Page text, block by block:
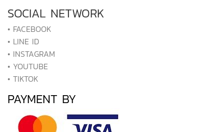
SOCIAL NETWORK
• FACEBOOK
• LINE ID
• INSTAGRAM
• YOUTUBE
• TIKTOK
PAYMENT BY